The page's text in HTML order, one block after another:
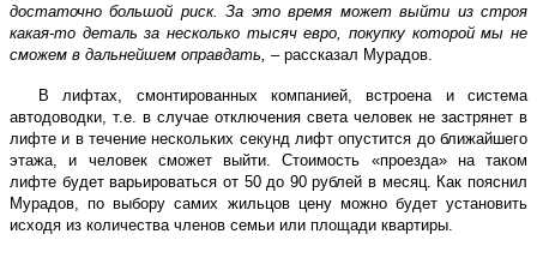
достаточно большой риск. За это время может выйти из строя
какая-то деталь за несколько тысяч евро, покупку которой мы не
сможем в дальнейшем оправдать, – рассказал Мурадов.
В лифтах, смонтированных компанией, встроена и система
автодоводки, т.е. в случае отключения света человек не застрянет в
лифте и в течение нескольких секунд лифт опустится до ближайшего
этажа, и человек сможет выйти. Стоимость «проезда» на таком
лифте будет варьироваться от 50 до 90 рублей в месяц. Как пояснил
Мурадов, по выбору самих жильцов цену можно будет установить
исходя из количества членов семьи или площади квартиры.